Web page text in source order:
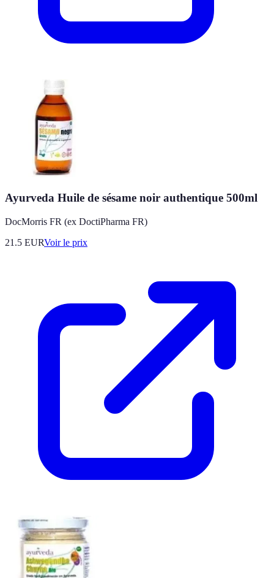
Ayurveda Huile de sésame noir authentique 500ml
DocMorris FR (ex DoctiPharma FR)
21.5 EURVoir le prix